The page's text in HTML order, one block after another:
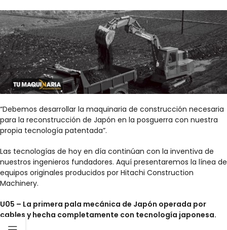
“Debemos desarrollar la maquinaria de construcción necesaria
para la reconstrucción de Japón en la posguerra con nuestra
propia tecnología patentada”.
Las tecnologías de hoy en día continúan con la inventiva de
nuestros ingenieros fundadores. Aquí presentaremos la línea de
equipos originales producidos por Hitachi Construction
Machinery.
U05 – La primera pala mecánica de Japón operada por
cables y hecha completamente con tecnología japonesa.